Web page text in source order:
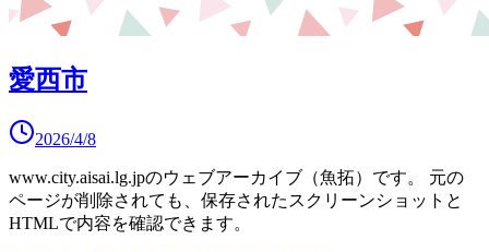
愛西市
2026/4/8
www.city.aisai.lg.jpのウェブアーカイブ（魚拓）です。
元の
ページが削除されても、保存されたスクリーンショットと
HTMLで内容を確認できます。